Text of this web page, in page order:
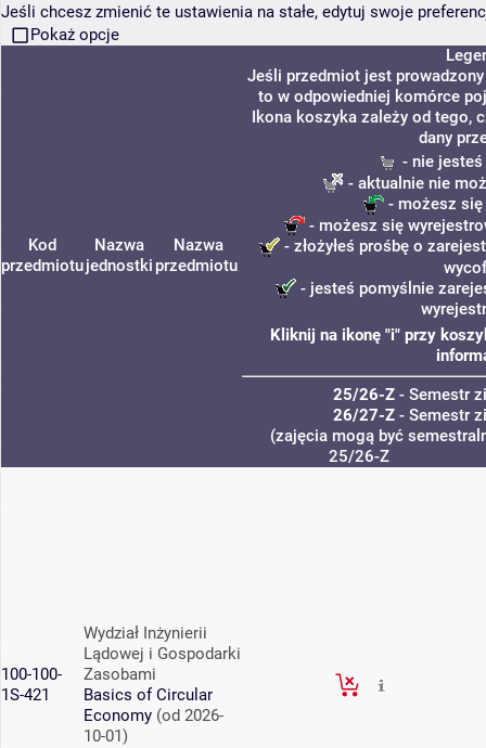
Jeśli chcesz zmienić te ustawienia na stałe, edytuj swoje
Pokaż opcje
Kod
przedmiotu
Nazwa
jednostki
Nazwa
przedmiotu
Jeśli przedmiot jest
to w odpowiedniej komórce
Ikona koszyka zależy od tego,
dany
- nie
- aktualnie nie
- możesz się
- możesz się
- złożyłeś prośbę o
- jesteś pomyślnie
Kliknij na ikonę "i" przy
25/26-Z - Semestr
26/27-Z - Semestr
(zajęcia mogą być
25/26-Z
100-100-
1S-421
Wydział Inżynierii
Lądowej i Gospodarki
Zasobami
Basics of Circular
Economy (od 2026-
10-01)